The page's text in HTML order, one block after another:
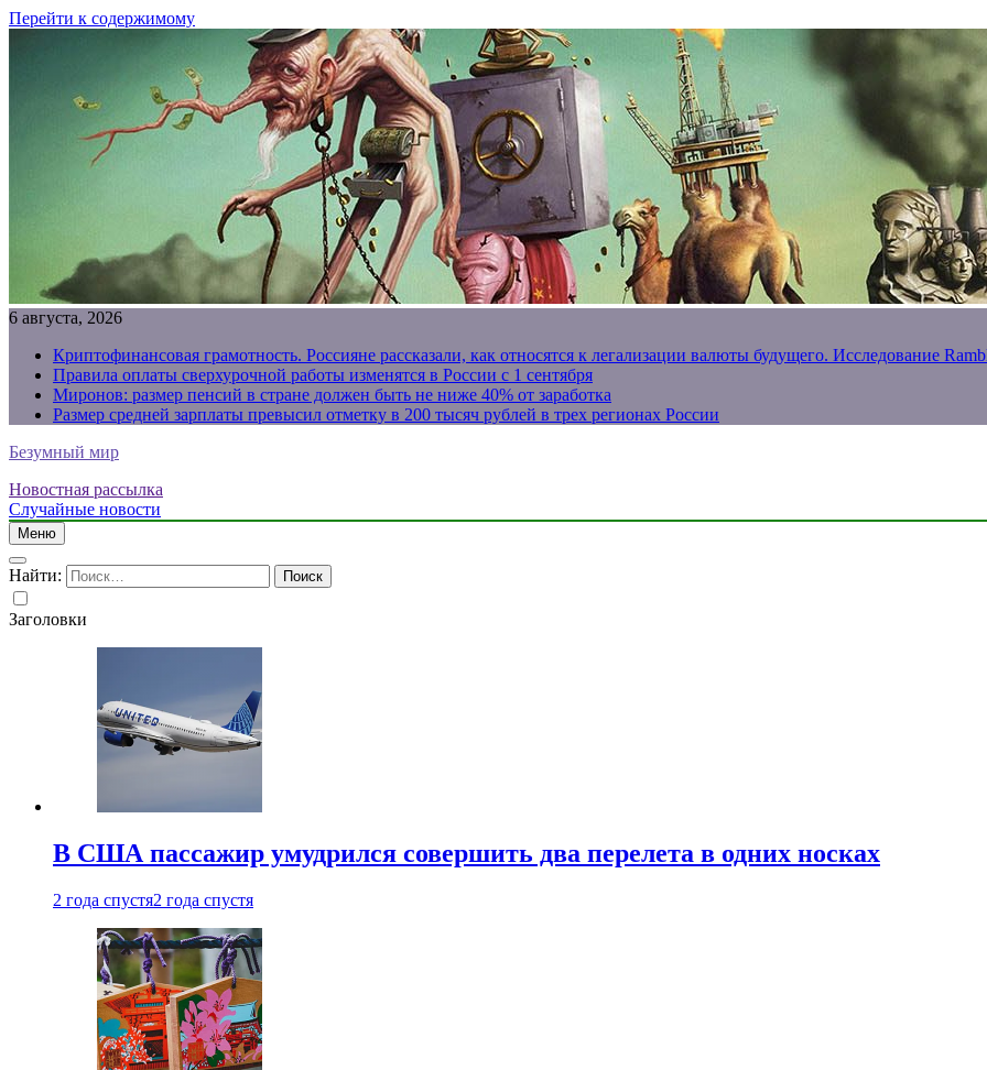
Перейти к содержимому
6 августа, 2026
Криптофинансовая грамотность. Россияне рассказали, как относятся к легализации валюты будущего. Исследование
Правила оплаты сверхурочной работы изменятся в России с 1 сентября
Миронов: размер пенсий в стране должен быть не ниже 40% от заработка
Размер средней зарплаты превысил отметку в 200 тысяч рублей в трех регионах России
Безумный мир
Новостная рассылка
Случайные новости
Меню
Найти:
Заголовки
В США пассажир умудрился совершить два перелета в одних носках
2 года спустя2 года спустя